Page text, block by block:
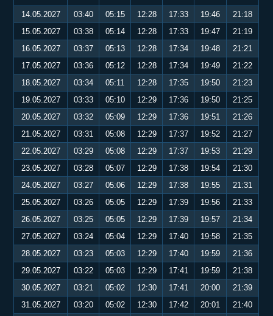
14.05.2027
03:40 05:15 12:28 17:33 19:46
21:18
15.05.2027
03:38 05:14 12:28 17:33 19:47
21:19
16.05.2027
03:37 05:13 12:28 17:34 19:48
21:21
17.05.2027
03:36 05:12 12:28 17:34 19:49
21:22
18.05.2027
03:34 05:11 12:28 17:35 19:50
21:23
19.05.2027
03:33 05:10 12:29 17:36 19:50
21:25
20.05.2027
03:32 05:09 12:29 17:36 19:51
21:26
21.05.2027
03:31 05:08 12:29 17:37 19:52
21:27
22.05.2027
03:29 05:08 12:29 17:37 19:53
21:29
23.05.2027
03:28 05:07 12:29 17:38 19:54
21:30
24.05.2027
03:27 05:06 12:29 17:38 19:55
21:31
25.05.2027
03:26 05:05 12:29 17:39 19:56
21:33
26.05.2027
03:25 05:05 12:29 17:39 19:57
21:34
27.05.2027
03:24 05:04 12:29 17:40 19:58
21:35
28.05.2027
03:23 05:03 12:29 17:40 19:59
21:36
29.05.2027
03:22 05:03 12:29 17:41 19:59
21:38
30.05.2027
03:21 05:02 12:30 17:41 20:00
21:39
31.05.2027
03:20 05:02 12:30 17:42 20:01
21:40